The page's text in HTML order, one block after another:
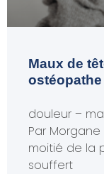
Maux de
ostéopathe
douleur –
Par
moitié de la
souffert